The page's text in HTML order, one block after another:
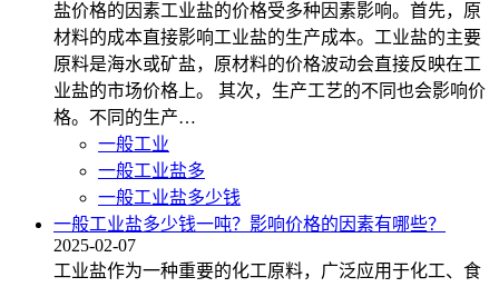
盐价格的因素工业盐的价格受多种因素影响。首先，原
材料的成本直接影响工业盐的生产成本。工业盐的主要
原料是海水或矿盐，原材料的价格波动会直接反映在工
业盐的市场价格上。 其次，生产工艺的不同也会影响价
格。不同的生产…
一般工业
一般工业盐多
一般工业盐多少钱
一般工业盐多少钱一吨？影响价格的因素有哪些？
2025-02-07
工业盐作为一种重要的化工原料，广泛应用于化工、食